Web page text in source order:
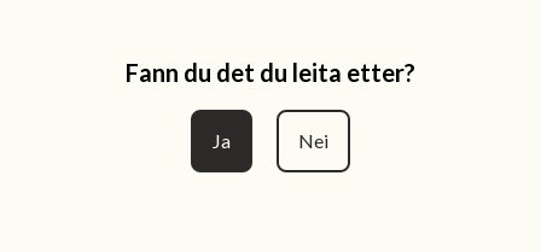
Fann du det du leita etter?
Ja Nei